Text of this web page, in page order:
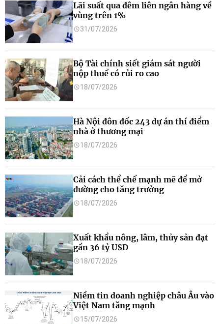
Lãi suất qua đêm liên ngân hàng về
vùng trên 1%
31/07/2026
Bộ Tài chính siết giám sát người
nộp thuế có rủi ro cao
18/07/2026
Hà Nội đôn đốc 243 dự án thí điểm
nhà ở thương mại
18/07/2026
Cải cách thể chế mạnh mẽ để mở
đường cho tăng trưởng
18/07/2026
Xuất khẩu nông, lâm, thủy sản đạt
gần 36 tỷ USD
18/07/2026
Niềm tin doanh nghiệp châu Âu vào
Việt Nam tăng mạnh
15/07/2026